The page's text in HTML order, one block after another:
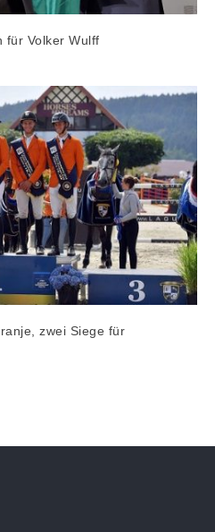
für Volker Wulff
zwei Siege für